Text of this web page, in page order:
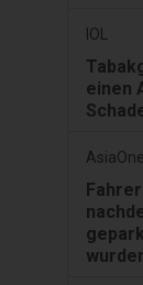
IOL
einen
AsiaOne